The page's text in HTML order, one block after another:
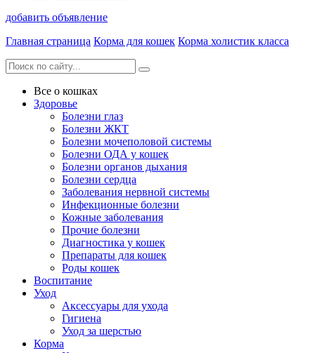
добавить объявление
Главная страница Корма для кошек Корма холистик класса
Все о кошках
Здоровье
Болезни глаз
Болезни ЖКТ
Болезни мочеполовой системы
Болезни ОДА у кошек
Болезни органов дыхания
Болезни сердца
Заболевания нервной системы
Инфекционные болезни
Кожные заболевания
Прочие болезни
Диагностика у кошек
Препараты для кошек
Роды кошек
Воспитание
Уход
Аксессуары для ухода
Гигиена
Уход за шерстью
Корма